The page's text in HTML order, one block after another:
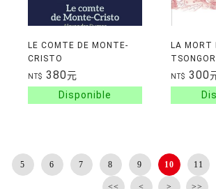
LE COMTE DE MONTE-
CRISTO
NT$ 380元
LA MORT
LYCEENS)
NT$ 300
5 6 7 8 9 10 11
<< < > >>